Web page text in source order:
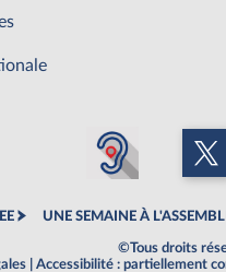
UNE SEMAINE À
©Tous droits
Accessibilité : partiellement